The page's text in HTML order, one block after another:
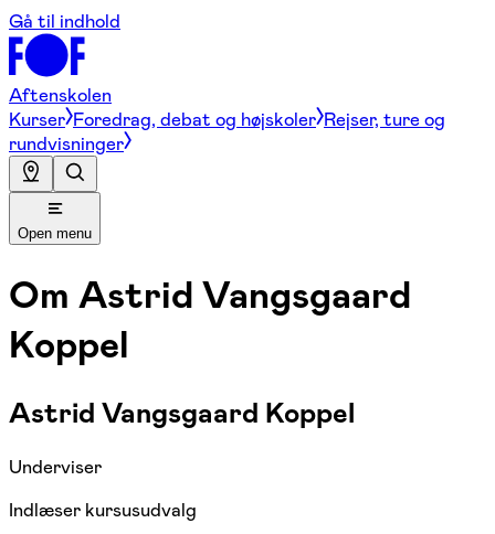
Gå til indhold
Aftenskolen
Kurser Foredrag, debat og højskoler Rejser, ture og
rundvisninger
Open menu
Om Astrid Vangsgaard
Koppel
Astrid Vangsgaard Koppel
Underviser
Indlæser kursusudvalg